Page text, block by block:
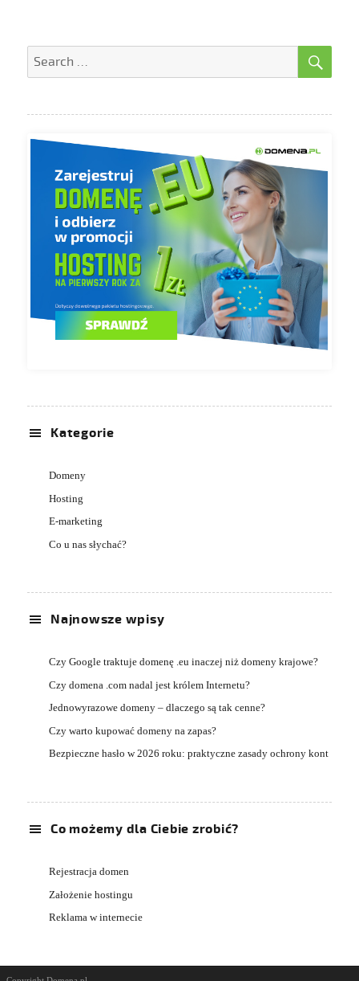
Kategorie
Domeny
Hosting
E-marketing
Co u nas słychać?
Najnowsze wpisy
Czy Google traktuje domenę .eu inaczej niż domeny krajowe?
Czy domena .com nadal jest królem Internetu?
Jednowyrazowe domeny – dlaczego są tak cenne?
Czy warto kupować domeny na zapas?
Bezpieczne hasło w 2026 roku: praktyczne zasady ochrony kont
Co możemy dla Ciebie zrobić?
Rejestracja domen
Założenie hostingu
Reklama w internecie